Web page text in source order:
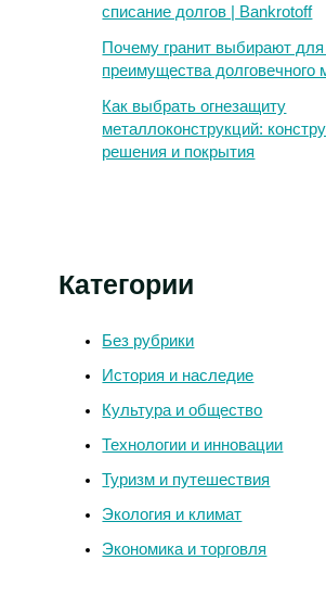
списание долгов | Bankrotoff
Почему гранит выбирают для
преимущества долговечного
Как выбрать огнезащиту
металлоконструкций:
решения и покрытия
Категории
Без рубрики
История и наследие
Культура и общество
Технологии и инновации
Туризм и путешествия
Экология и климат
Экономика и торговля